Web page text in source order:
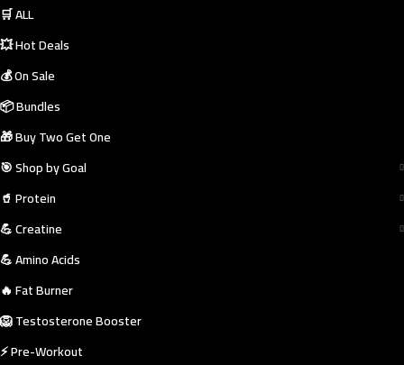
🛒 ALL
💥 Hot Deals
💰 On Sale
📦 Bundles
🎁 Buy Two Get One
🎯 Shop by Goal
🥤 Protein
💪 Creatine
💪 Amino Acids
🔥 Fat Burner
🦁 Testosterone Booster
⚡ Pre-Workout